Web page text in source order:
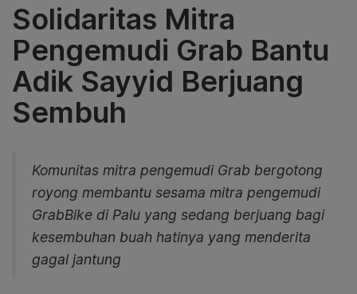
Solidaritas Mitra
Pengemudi Grab Bantu
Adik Sayyid Berjuang
Sembuh
Komunitas mitra pengemudi Grab bergotong
royong membantu sesama mitra pengemudi
GrabBike di Palu yang sedang berjuang bagi
kesembuhan buah hatinya yang menderita
gagal jantung